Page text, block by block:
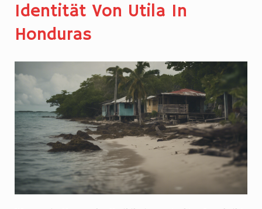
Identität Von Utila In
Honduras